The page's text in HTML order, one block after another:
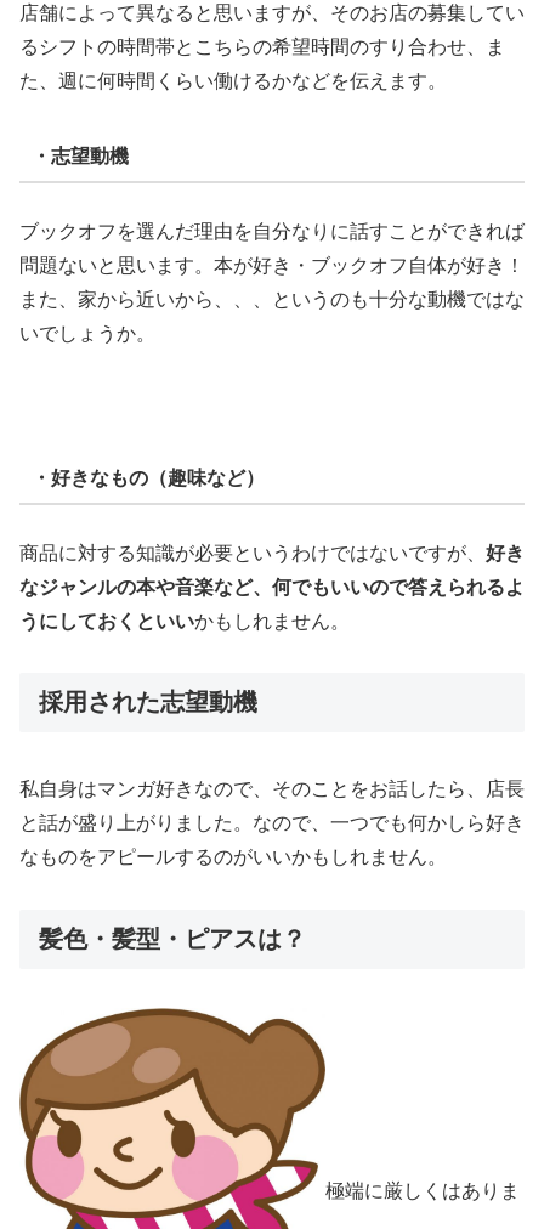
店舗によって異なると思いますが、そのお店の募集してい
るシフトの時間帯とこちらの希望時間のすり合わせ、ま
た、週に何時間くらい働けるかなどを伝えます。
・志望動機
ブックオフを選んだ理由を自分なりに話すことができれば
問題ないと思います。本が好き・ブックオフ自体が好き！
また、家から近いから、、、というのも十分な動機ではな
いでしょうか。
・好きなもの（趣味など）
商品に対する知識が必要というわけではないですが、 好き
なジャンルの本や音楽など、何でもいいので答えられるよ
うにしておくといいかもしれません。
採用された志望動機
私自身はマンガ好きなので、そのことをお話したら、店長
と話が盛り上がりました。なので、一つでも何かしら好き
なものをアピールするのがいいかもしれません。
髪色・髪型・ピアスは？
極端に厳しくはありま